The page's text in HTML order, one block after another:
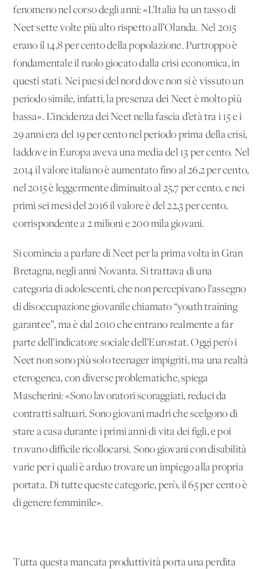
fenomeno nel corso degli anni: «L’Italia ha un tasso di
Neet sette volte più alto rispetto all’Olanda. Nel 2015
erano il 14,8 per cento della popolazione. Purtroppo è
fondamentale il ruolo giocato dalla crisi economica, in
questi stati. Nei paesi del nord dove non si è vissuto un
periodo simile, infatti, la presenza dei Neet è molto più
bassa». L’incidenza dei Neet nella fascia d’età tra i 15 e i
29 anni era del 19 per cento nel periodo prima della crisi,
laddove in Europa aveva una media del 13 per cento. Nel
2014 il valore italiano è aumentato fino al 26,2 per cento,
nel 2015 è leggermente diminuito al 25,7 per cento, e nei
primi sei mesi del 2016 il valore è del 22,3 per cento,
corrispondente a 2 milioni e 200 mila giovani.
Si comincia a parlare di Neet per la prima volta in Gran
Bretagna, negli anni Novanta. Si trattava di una
categoria di adolescenti, che non percepivano l’assegno
di disoccupazione giovanile chiamato “youth training
garantee”, ma è dal 2010 che entrano realmente a far
parte dell’indicatore sociale dell’Eurostat. Oggi però i
Neet non sono più solo teenager impigriti, ma una realtà
eterogenea, con diverse problematiche, spiega
Mascherini: «Sono lavoratori scoraggiati, reduci da
contratti saltuari. Sono giovani madri che scelgono di
stare a casa durante i primi anni di vita dei figli, e poi
trovano difficile ricollocarsi. Sono giovani con disabilità
varie per i quali è arduo trovare un impiego alla propria
portata. Di tutte queste categorie, però, il 65 per cento è
di genere femminile».
Tutta questa mancata produttività porta una perdita